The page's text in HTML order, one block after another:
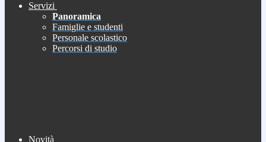
Servizi
Panoramica
Famiglie e studenti
Personale scolastico
Percorsi di studio
Novità